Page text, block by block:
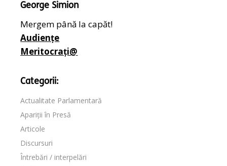
George Simion
Mergem până la capăt!
Audiențe
Meritocrați@
Categorii:
Actualitate Parlamentară
Apariții în Presă
Articole
Discursuri
Întrebări / interpelări